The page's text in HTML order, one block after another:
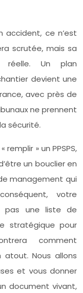
accident, ce n’est
scrutée, mais sa
réelle. Un plan
devient une
avec près de
ne prennent
sécurité.
» un PPSPS,
un bouclier en
management qui
votre
pas une liste de
stratégique pour
comment
Nous allons
et vous donner
document vivant,